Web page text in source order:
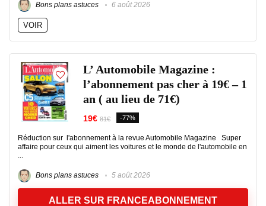
Bons plans astuces 6 août 2026
VOIR
L’ Automobile Magazine :
l’abonnement pas cher à 19€ – 1
an ( au lieu de 71€)
19€ 81€ -77%
Réduction sur l'abonnement à la revue Automobile Magazine Super
affaire pour ceux qui aiment les voitures et le monde de l'automobile en
...
Bons plans astuces 5 août 2026
ALLER SUR FRANCEABONNEMENT